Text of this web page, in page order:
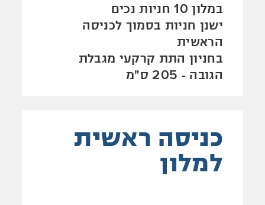
במלון 10 חניות נכים
ישנן חניות בסמוך לכניסה
הראשית
בחניון התת קרקעי מגבלת
הגובה - 205 ס"מ
כניסה ראשית
למלון